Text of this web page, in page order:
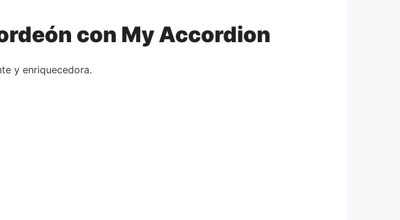
con My Accordion
y enriquecedora.